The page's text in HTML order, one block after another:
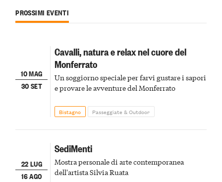
PROSSIMI EVENTI
10 MAG
30 SET
Cavalli, natura e relax nel cuore del
Monferrato
Un soggiorno speciale per farvi gustare i sapori
e provare le avventure del Monferrato
Bistagno Passeggiate & Outdoor
22 LUG
16 AGO
SediMenti
Mostra personale di arte contemporanea
dell'artista Silvia Ruata